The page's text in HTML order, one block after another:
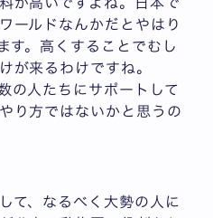
ールドなんかだとやはり
。高くすることでむし
が来るわけですね。
の人たちにサポートして
り方ではないかと思うの
て、なるべく大勢の人に